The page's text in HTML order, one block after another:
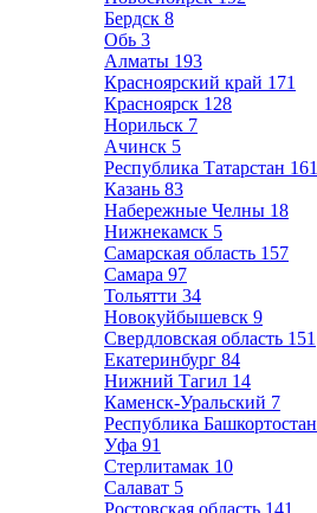
Бердск 8
Обь 3
Алматы 193
Красноярский край 171
Красноярск 128
Норильск 7
Ачинск 5
Республика Татарстан 161
Казань 83
Набережные Челны 18
Нижнекамск 5
Самарская область 157
Самара 97
Тольятти 34
Новокуйбышевск 9
Свердловская область 151
Екатеринбург 84
Нижний Тагил 14
Каменск-Уральский 7
Республика Башкортостан
Уфа 91
Стерлитамак 10
Салават 5
Ростовская область 141